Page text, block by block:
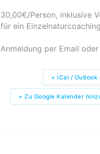
30,00€/Person, inklusive
für ein
Anmeldung per Email
+ Zu Google Kalender
+ iCal / Outlook